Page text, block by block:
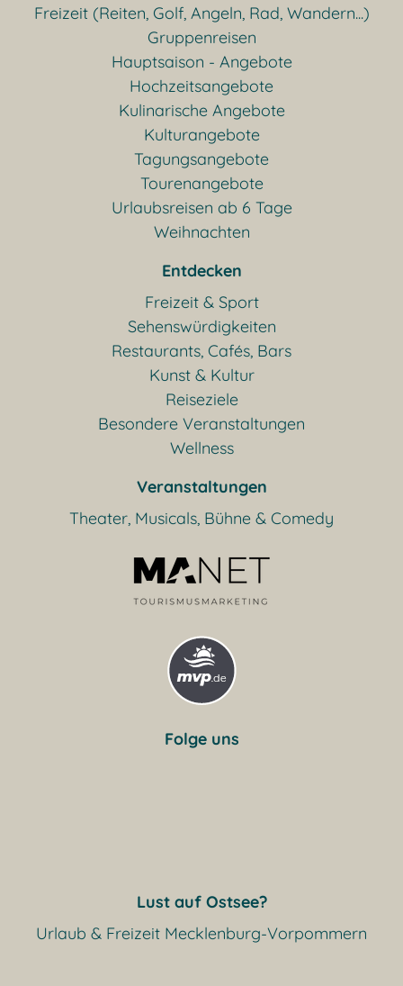
Freizeit (Reiten, Golf, Angeln, Rad, Wandern...)
Gruppenreisen
Hauptsaison - Angebote
Hochzeitsangebote
Kulinarische Angebote
Kulturangebote
Tagungsangebote
Tourenangebote
Urlaubsreisen ab 6 Tage
Weihnachten
Entdecken
Freizeit & Sport
Sehenswürdigkeiten
Restaurants, Cafés, Bars
Kunst & Kultur
Reiseziele
Besondere Veranstaltungen
Wellness
Veranstaltungen
Theater, Musicals, Bühne & Comedy
Folge uns
Lust auf Ostsee?
Urlaub & Freizeit Mecklenburg-Vorpommern